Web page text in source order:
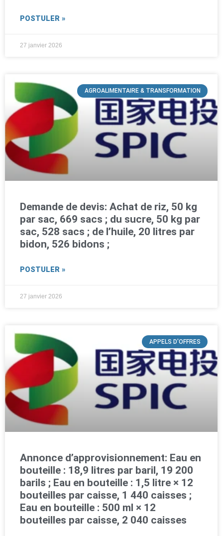
POSTULER »
27 janvier 2026
AGROALIMENTAIRE & TRANSFORMATION
Demande de devis: Achat de riz, 50 kg
par sac, 669 sacs ; du sucre, 50 kg par
sac, 528 sacs ; de l’huile, 20 litres par
bidon, 526 bidons ;
POSTULER »
27 janvier 2026
APPELS D'OFFRES
Annonce d’approvisionnement: Eau en
bouteille : 18,9 litres par baril, 19 200
barils ; Eau en bouteille : 1,5 litre × 12
bouteilles par caisse, 1 440 caisses ;
Eau en bouteille : 500 ml × 12
bouteilles par caisse, 2 040 caisses